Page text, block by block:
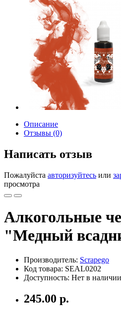
Описание
Отзывы (0)
Написать отзыв
Пожалуйста авторизуйтесь или
просмотра
Алкогольные
"Медный
Производитель: Scrapego
Код товара: SEAL0202
Доступность: Нет в наличии
245.00 р.